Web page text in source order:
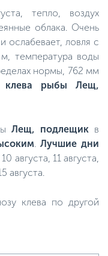
тепло, воздух
облака. Очень
ослабевает, ловля с
температура воды
нормы, 762 мм
клева рыбы Лещ,
Лещ, подлещик в
. Лучшие дни
10 августа, 11 августа,
августа.
клева по другой